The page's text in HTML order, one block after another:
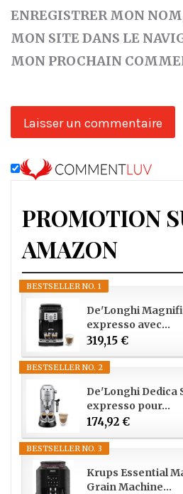
ENREGISTRER MON
MON SITE DANS LE
MON PROCHAIN
PROMOTION
AMAZON
BESTSELLER NO. 1
De'Longhi
expresso avec...
319,15 €
BESTSELLER NO. 2
De'Longhi Dedica
expresso pour...
174,92 €
BESTSELLER NO. 3
Krups Essential
Grain Machine...